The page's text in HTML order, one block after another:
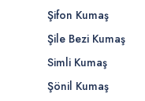
Şifon Kumaş
Şile Bezi Kumaş
Simli Kumaş
Şönil Kumaş